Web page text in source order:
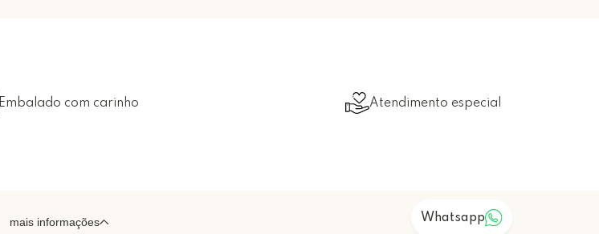
Embalado com carinho Atendimento especial
Whatsapp
mais informações